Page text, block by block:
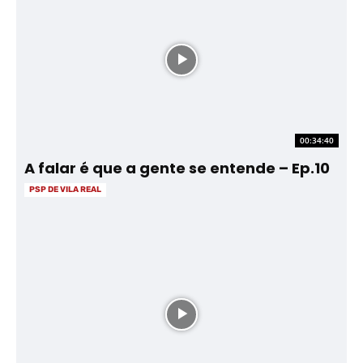
00:34:40
A falar é que a gente se entende – Ep.10
PSP DE VILA REAL